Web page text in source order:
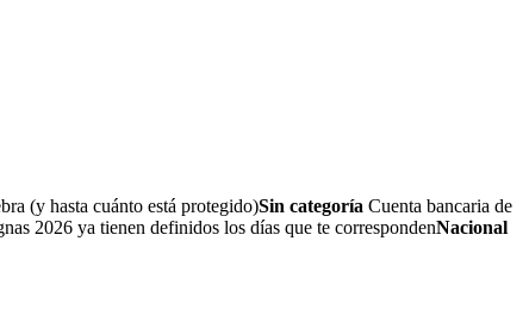
(y hasta cuánto está protegido)Sin categoría Cuenta bancaria de
2026 ya tienen definidos los días que te correspondenNacional